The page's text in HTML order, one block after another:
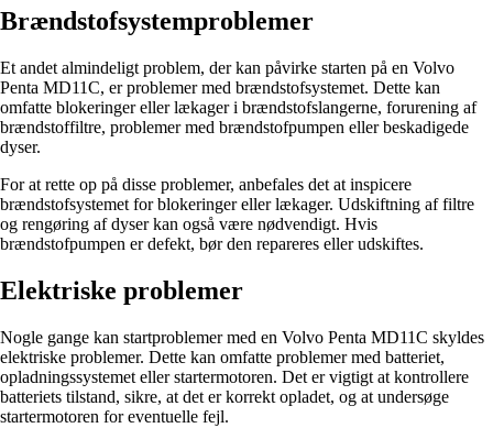
Brændstofsystemproblemer
Et andet almindeligt problem, der kan påvirke starten på en Volvo
Penta MD11C, er problemer med brændstofsystemet. Dette kan
omfatte blokeringer eller lækager i brændstofslangerne, forurening af
brændstoffiltre, problemer med brændstofpumpen eller beskadigede
dyser.
For at rette op på disse problemer, anbefales det at inspicere
brændstofsystemet for blokeringer eller lækager. Udskiftning af filtre
og rengøring af dyser kan også være nødvendigt. Hvis
brændstofpumpen er defekt, bør den repareres eller udskiftes.
Elektriske problemer
Nogle gange kan startproblemer med en Volvo Penta MD11C skyldes
elektriske problemer. Dette kan omfatte problemer med batteriet,
opladningssystemet eller startermotoren. Det er vigtigt at kontrollere
batteriets tilstand, sikre, at det er korrekt opladet, og at undersøge
startermotoren for eventuelle fejl.